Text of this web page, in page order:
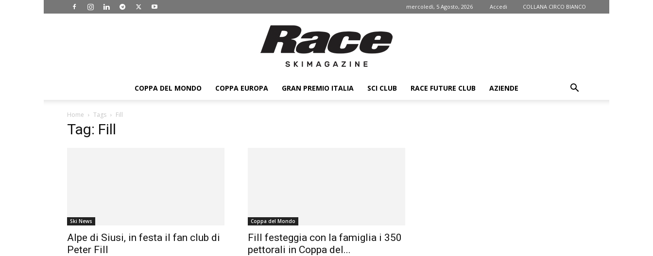
mercoledì, 5 Agosto, 2026 Accedi COLLANA CIRCO BIANCO
COPPA DEL MONDO COPPA EUROPA GRAN PREMIO ITALIA SCI CLUB RACE FUTURE CLUB AZIENDE
Home Tags Fill
Tag: Fill
Ski News
Alpe di Siusi, in festa il fan club di
Peter Fill
Coppa del Mondo
Fill festeggia con la famiglia i 350
pettorali in Coppa del...